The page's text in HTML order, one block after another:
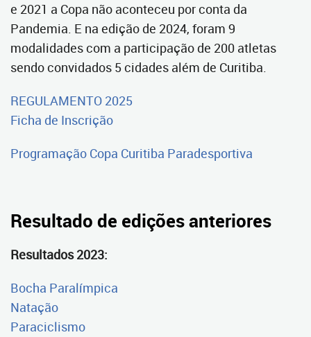
e 2021 a Copa não aconteceu por conta da
Pandemia. E na edição de 2024, foram 9
modalidades com a participação de 200 atletas
sendo convidados 5 cidades além de Curitiba.
REGULAMENTO 2025
Ficha de Inscrição
Programação Copa Curitiba Paradesportiva
Resultado de edições anteriores
Resultados 2023:
Bocha Paralímpica
Natação
Paraciclismo